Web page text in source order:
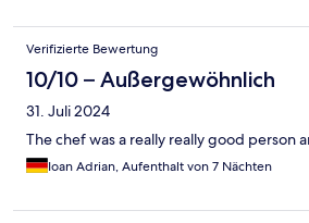
Verifizierte Bewertung
10/10 – Außergewöhnlich
31. Juli 2024
The chef was a really really good person
Ioan Adrian, Aufenthalt von 7 Nächten